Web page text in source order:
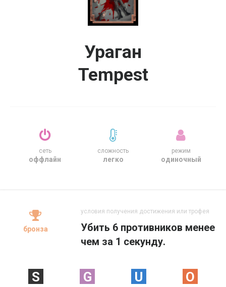
Ураган
Tempest
сеть
оффлайн
сложность
легко
режим
одиночный
бронза
условия получения достижения или трофея
Убить 6 противников менее
чем за 1 секунду.
S G U O